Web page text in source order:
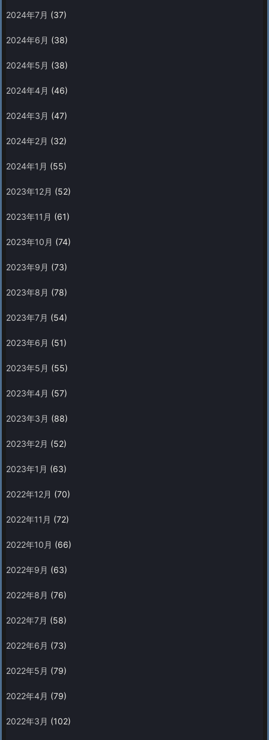
2024年7月 (37)
2024年6月 (38)
2024年5月 (38)
2024年4月 (46)
2024年3月 (47)
2024年2月 (32)
2024年1月 (55)
2023年12月 (52)
2023年11月 (61)
2023年10月 (74)
2023年9月 (73)
2023年8月 (78)
2023年7月 (54)
2023年6月 (51)
2023年5月 (55)
2023年4月 (57)
2023年3月 (88)
2023年2月 (52)
2023年1月 (63)
2022年12月 (70)
2022年11月 (72)
2022年10月 (66)
2022年9月 (63)
2022年8月 (76)
2022年7月 (58)
2022年6月 (73)
2022年5月 (79)
2022年4月 (79)
2022年3月 (102)